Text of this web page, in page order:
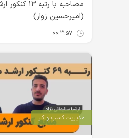
(امیرحسین زوار)
۰۰:۲۱:۵۷
مدیریت کسب و کار